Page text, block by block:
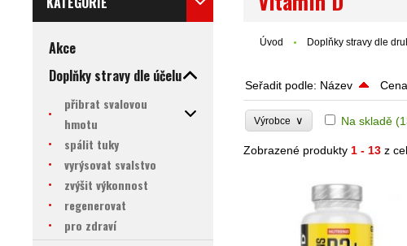
Akce
Doplňky stravy dle účelu
přibrat svalovou
hmotu
spálit tuky
vyrýsovat svalstvo
zvýšit výkonnost
regenerovat
pro zdraví
Úvod Doplňky stravy dle
Seřadit podle: Název Cena
Výrobce ∨ Na skladě
Zobrazené produkty 1 - 13 z